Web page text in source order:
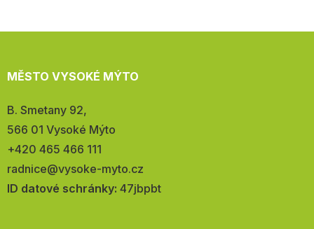
MĚSTO VYSOKÉ MÝTO
Adresa:
B. Smetany 92,
566 01 Vysoké Mýto
Telefon:
+420 465 466 111
E-
mail:
radnice@vysoke-myto.cz
ID datové schránky: 47jbpbt